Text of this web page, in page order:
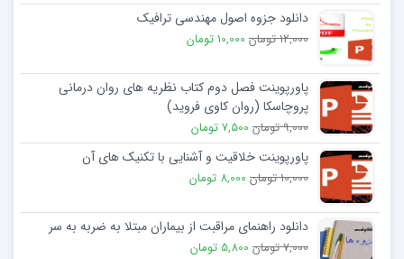
دانلود جزوه اصول مهندسی ترافیک
12,000 تومان 10,000 تومان
پاورپوینت فصل دوم کتاب نظریه های روان درمانی
پروچاسکا (روان کاوی فروید)
9,000 تومان 7,500 تومان
پاورپوینت خلاقیت و آشنایی با تکنیک های آن
10,000 تومان 8,000 تومان
دانلود راهنمای مراقبت از بیماران مبتلا به ضربه به سر
7,000 تومان 5,800 تومان